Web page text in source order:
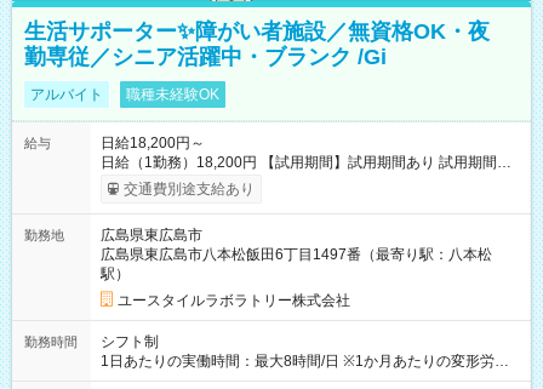
生活サポーター✨障がい者施設／無資格OK・夜
勤専従／シニア活躍中・ブランク /Gi
アルバイト 職種未経験OK
給与
日給18,200円～
日給（1勤務）18,200円 【試用期間】試用期間あり 試用期間の
長さ：3ヶ月 雇用形態、給与は本採用時と同じです。
交通費別途支給あり
勤務地
広島県東広島市
広島県東広島市八本松飯田6丁目1497番（最寄り駅：八本松
駅）
ユースタイルラボラトリー株式会社
勤務時間
シフト制
1日あたりの実働時間：最大8時間/日 ※1か月あたりの変形労働
制（週平均40時間以内） 夜勤：17:00-翌09:00（休憩2時間）